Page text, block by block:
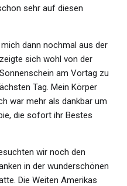
sehr auf diesen
dann nochmal aus der
sich wohl von der
am Vortag zu
Tag. Mein Körper
war mehr als dankbar um
die sofort ihr Bestes
wir noch den
in der wunderschönen
Die Weiten Amerikas